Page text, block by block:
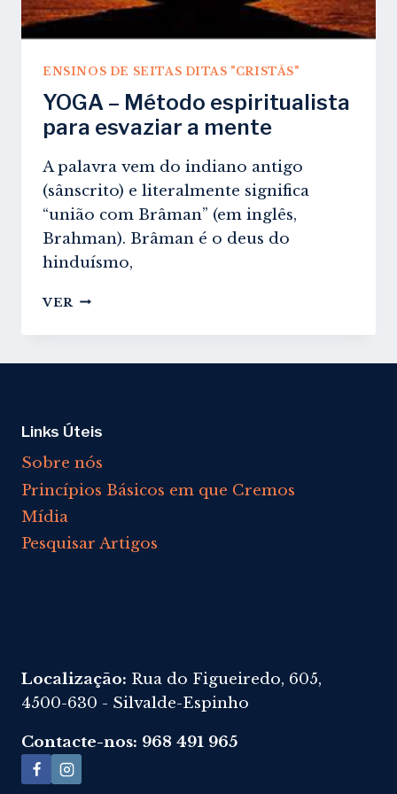
ENSINOS DE SEITAS DITAS "CRISTÃS"
YOGA – Método espiritualista
para esvaziar a mente
A palavra vem do indiano antigo
(sânscrito) e literalmente significa
“união com Brâman” (em inglês,
Brahman). Brâman é o deus do
hinduísmo,
VER YOGA
MÉTODO
MENTE
Links Úteis
Sobre nós
Princípios Básicos em que Cremos
Mídia
Pesquisar Artigos
Localização: Rua do Figueiredo, 605,
4500-630 - Silvalde-Espinho
Contacte-nos: 968 491 965